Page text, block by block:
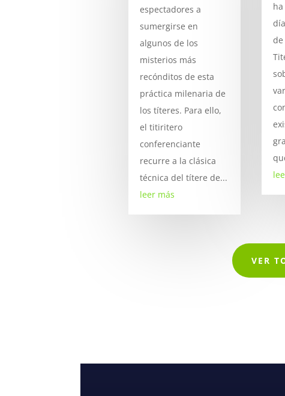
espectadores a
sumergirse en
algunos de los
misterios más
recónditos de esta
práctica milenaria de
los títeres. Para ello,
el titiritero
conferenciante
recurre a la clásica
técnica del títere de...
leer más
de
VER